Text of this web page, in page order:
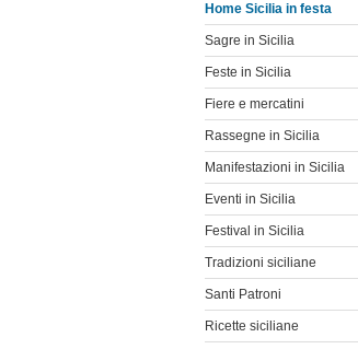
Home Sicilia in festa
Sagre in Sicilia
Feste in Sicilia
Fiere e mercatini
Rassegne in Sicilia
Manifestazioni in Sicilia
Eventi in Sicilia
Festival in Sicilia
Tradizioni siciliane
Santi Patroni
Ricette siciliane